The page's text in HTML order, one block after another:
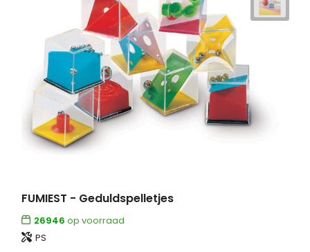
FUMIEST - Geduldspelletjes
26946 op voorraad
PS